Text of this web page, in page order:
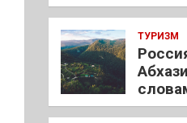
ТУРИЗМ